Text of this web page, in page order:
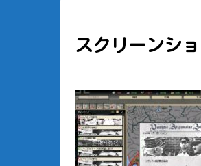
スクリーンシ